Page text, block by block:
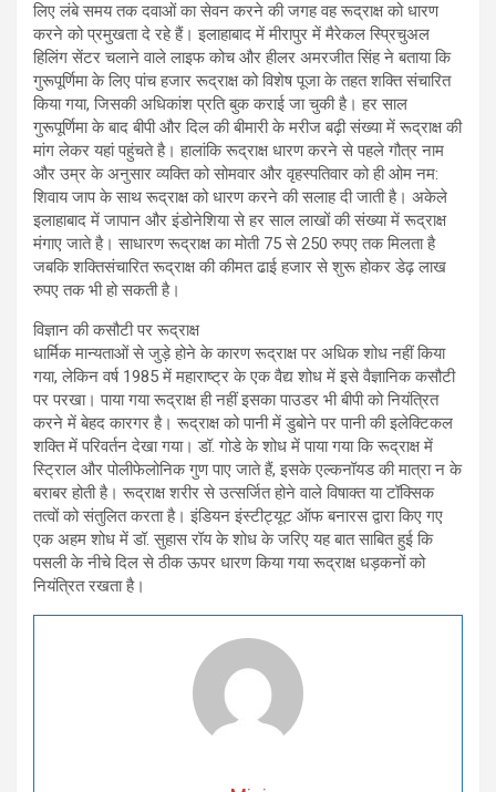
लिए लंबे समय तक दवाओं का सेवन करने की जगह वह रूद्राक्ष को धारण
करने को प्रमुखता दे रहे हैं। इलाहाबाद में मीरापुर में मैरेकल स्प्रिचुअल
हिलिंग सेंटर चलाने वाले लाइफ कोच और हीलर अमरजीत सिंह ने बताया कि
गुरूपूर्णिमा के लिए पांच हजार रूद्राक्ष को विशेष पूजा के तहत शक्ति संचारित
किया गया, जिसकी अधिकांश प्रति बुक कराई जा चुकी है। हर साल
गुरूपूर्णिमा के बाद बीपी और दिल की बीमारी के मरीज बढ़ी संख्या में रूद्राक्ष की
मांग लेकर यहां पहुंचते है। हालांकि रूद्राक्ष धारण करने से पहले गौत्र नाम
और उम्र के अनुसार व्यक्ति को सोमवार और वृहस्पतिवार को ही ओम नम:
शिवाय जाप के साथ रूद्राक्ष को धारण करने की सलाह दी जाती है। अकेले
इलाहाबाद में जापान और इंडोनेशिया से हर साल लाखों की संख्या में रूद्राक्ष
मंगाए जाते है। साधारण रूद्राक्ष का मोती 75 से 250 रुपए तक मिलता है
जबकि शक्तिसंचारित रूद्राक्ष की कीमत ढाई हजार से शुरू होकर डेढ़ लाख
रुपए तक भी हो सकती है।
विज्ञान की कसौटी पर रूद्राक्ष
धार्मिक मान्यताओं से जुड़े होने के कारण रूद्राक्ष पर अधिक शोध नहीं किया
गया, लेकिन वर्ष 1985 में महाराष्ट्र के एक वैद्य शोध में इसे वैज्ञानिक कसौटी
पर परखा। पाया गया रूद्राक्ष ही नहीं इसका पाउडर भी बीपी को नियंत्रित
करने में बेहद कारगर है। रूद्राक्ष को पानी में डुबोने पर पानी की इलेक्टिकल
शक्ति में परिवर्तन देखा गया। डॉ. गोडे के शोध में पाया गया कि रूद्राक्ष में
स्ट्रिाल और पोलीफेलोनिक गुण पाए जाते हैं, इसके एल्कनॉयड की मात्रा न के
बराबर होती है। रूद्राक्ष शरीर से उत्सर्जित होने वाले विषाक्त या टॉक्सिक
तत्वों को संतुलित करता है। इंडियन इंस्टीट्यूट ऑफ बनारस द्वारा किए गए
एक अहम शोध में डॉ. सुहास रॉय के शोध के जरिए यह बात साबित हुई कि
पसली के नीचे दिल से ठीक ऊपर धारण किया गया रूद्राक्ष धड़कनों को
नियंत्रित रखता है।